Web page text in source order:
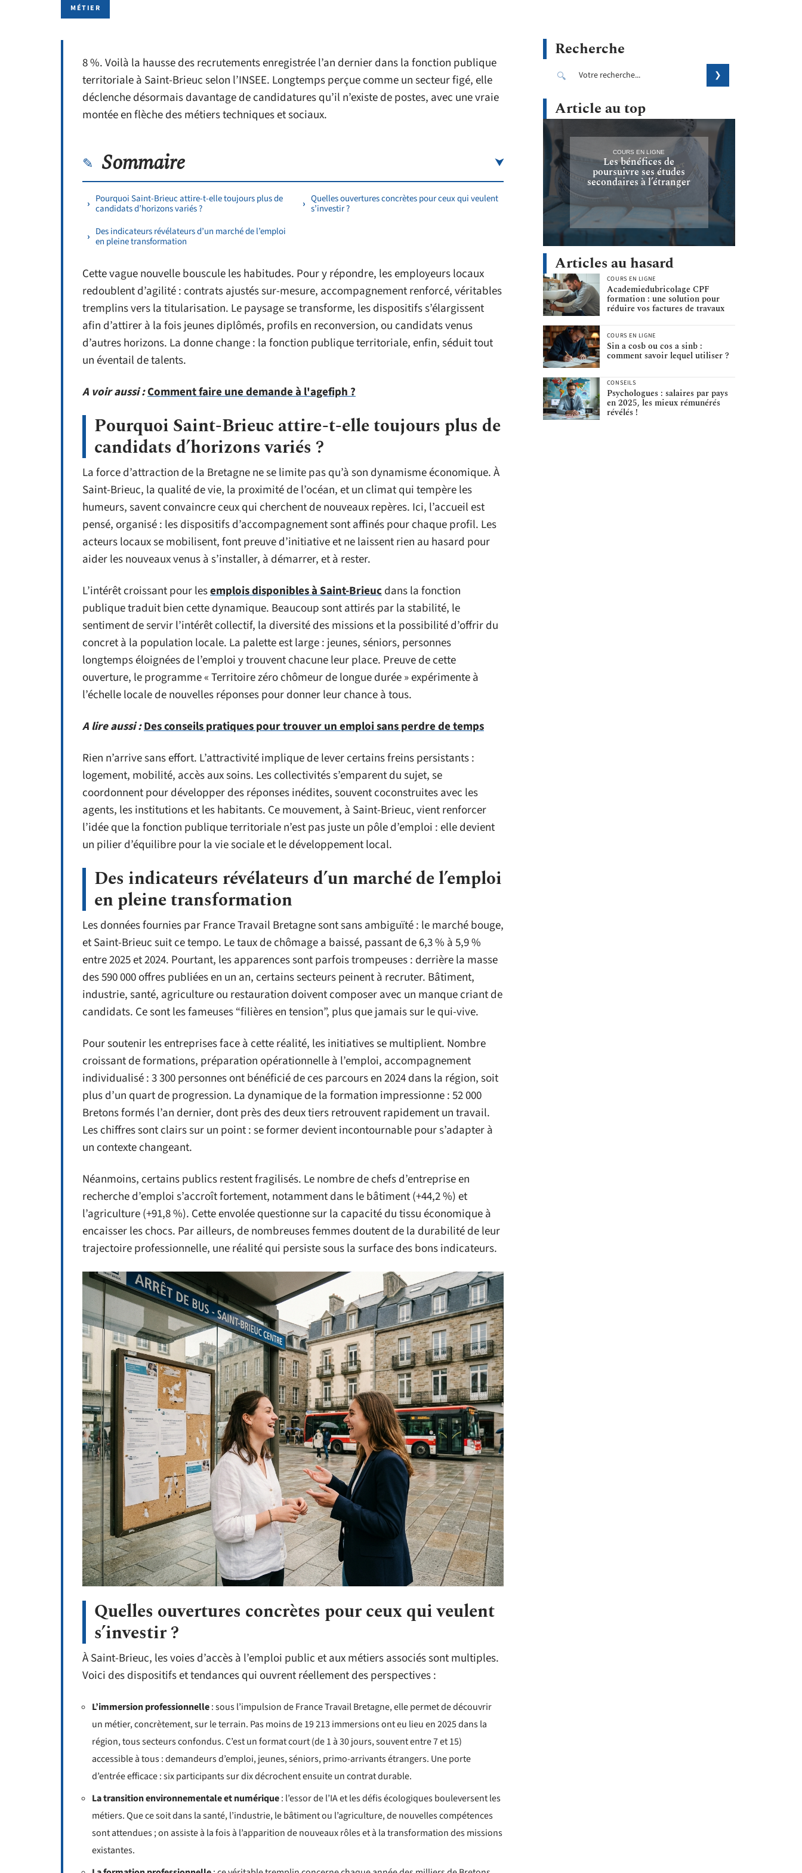
MÉTIER
8 %. Voilà la hausse des recrutements enregistrée l’an dernier dans la fonction publique
territoriale à Saint-Brieuc selon l’INSEE. Longtemps perçue comme un secteur figé, elle
déclenche désormais davantage de candidatures qu’il n’existe de postes, avec une vraie
montée en flèche des métiers techniques et sociaux.
Sommaire
Pourquoi Saint-Brieuc attire-t-elle toujours plus de
candidats d’horizons variés ?
Des indicateurs révélateurs d’un marché de l’emploi
en pleine transformation
Quelles ouvertures concrètes pour ceux qui veulent
s’investir ?
Cette vague nouvelle bouscule les habitudes. Pour y répondre, les employeurs locaux
redoublent d’agilité : contrats ajustés sur-mesure, accompagnement renforcé, véritables
tremplins vers la titularisation. Le paysage se transforme, les dispositifs s’élargissent
afin d’attirer à la fois jeunes diplômés, profils en reconversion, ou candidats venus
d’autres horizons. La donne change : la fonction publique territoriale, enfin, séduit tout
un éventail de talents.
A voir aussi :Comment faire une demande à l'agefiph ?
Pourquoi Saint-Brieuc attire-t-elle toujours plus de
candidats d’horizons variés ?
La force d’attraction de la Bretagne ne se limite pas qu’à son dynamisme économique. À
Saint-Brieuc, la qualité de vie, la proximité de l’océan, et un climat qui tempère les
humeurs, savent convaincre ceux qui cherchent de nouveaux repères. Ici, l’accueil est
pensé, organisé : les dispositifs d’accompagnement sont affinés pour chaque profil. Les
acteurs locaux se mobilisent, font preuve d’initiative et ne laissent rien au hasard pour
aider les nouveaux venus à s’installer, à démarrer, et à rester.
L’intérêt croissant pour lesemplois disponibles à Saint-Brieucdans la fonction
publique traduit bien cette dynamique. Beaucoup sont attirés par la stabilité, le
sentiment de servir l’intérêt collectif, la diversité des missions et la possibilité d’offrir du
concret à la population locale. La palette est large : jeunes, séniors, personnes
longtemps éloignées de l’emploi y trouvent chacune leur place. Preuve de cette
ouverture, le programme « Territoire zéro chômeur de longue durée » expérimente à
l’échelle locale de nouvelles réponses pour donner leur chance à tous.
A lire aussi :Des conseils pratiques pour trouver un emploi sans perdre de temps
Rien n’arrive sans effort. L’attractivité implique de lever certains freins persistants :
logement, mobilité, accès aux soins. Les collectivités s’emparent du sujet, se
coordonnent pour développer des réponses inédites, souvent coconstruites avec les
agents, les institutions et les habitants. Ce mouvement, à Saint-Brieuc, vient renforcer
l’idée que la fonction publique territoriale n’est pas juste un pôle d’emploi : elle devient
un pilier d’équilibre pour la vie sociale et le développement local.
Des indicateurs révélateurs d’un marché de l’emploi
en pleine transformation
Les données fournies par France Travail Bretagne sont sans ambiguïté : le marché bouge,
et Saint-Brieuc suit ce tempo. Le taux de chômage a baissé, passant de 6,3 % à 5,9 %
entre 2025 et 2024. Pourtant, les apparences sont parfois trompeuses : derrière la masse
des 590 000 offres publiées en un an, certains secteurs peinent à recruter. Bâtiment,
industrie, santé, agriculture ou restauration doivent composer avec un manque criant de
candidats. Ce sont les fameuses “filières en tension”, plus que jamais sur le qui-vive.
Pour soutenir les entreprises face à cette réalité, les initiatives se multiplient. Nombre
croissant de formations, préparation opérationnelle à l’emploi, accompagnement
individualisé : 3 300 personnes ont bénéficié de ces parcours en 2024 dans la région, soit
plus d’un quart de progression. La dynamique de la formation impressionne : 52 000
Bretons formés l’an dernier, dont près des deux tiers retrouvent rapidement un travail.
Les chiffres sont clairs sur un point : se former devient incontournable pour s’adapter à
un contexte changeant.
Néanmoins, certains publics restent fragilisés. Le nombre de chefs d’entreprise en
recherche d’emploi s’accroît fortement, notamment dans le bâtiment (+44,2 %) et
l’agriculture (+91,8 %). Cette envolée questionne sur la capacité du tissu économique à
encaisser les chocs. Par ailleurs, de nombreuses femmes doutent de la durabilité de leur
trajectoire professionnelle, une réalité qui persiste sous la surface des bons indicateurs.
Quelles ouvertures concrètes pour ceux qui veulent
s’investir ?
À Saint-Brieuc, les voies d’accès à l’emploi public et aux métiers associés sont multiples.
Voici des dispositifs et tendances qui ouvrent réellement des perspectives :
L’immersion professionnelle: sous l’impulsion de France Travail Bretagne, elle permet de découvrir
un métier, concrètement, sur le terrain. Pas moins de 19 213 immersions ont eu lieu en 2025 dans la
région, tous secteurs confondus. C’est un format court (de 1 à 30 jours, souvent entre 7 et 15)
accessible à tous : demandeurs d’emploi, jeunes, séniors, primo-arrivants étrangers. Une porte
d’entrée efficace : six participants sur dix décrochent ensuite un contrat durable.
La transition environnementale et numérique: l’essor de l’IA et les défis écologiques bouleversent les
métiers. Que ce soit dans la santé, l’industrie, le bâtiment ou l’agriculture, de nouvelles compétences
sont attendues ; on assiste à la fois à l’apparition de nouveaux rôles et à la transformation des missions
existantes.
Recherche
Article au top
COURS EN LIGNE
Les bénéfices de
poursuivre ses études
secondaires à l’étranger
Articles au hasard
COURS EN LIGNE
Academiedubricolage CPF
formation : une solution pour
réduire vos factures de travaux
COURS EN LIGNE
Sin a cosb ou cos a sinb :
comment savoir lequel utiliser ?
CONSEILS
Psychologues : salaires par pays
en 2025, les mieux rémunérés
révélés !